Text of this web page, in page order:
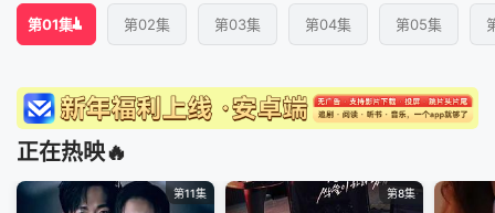
第01集 第02集 第03集 第04集 第05集
正在热映🔥
第11集 第8集